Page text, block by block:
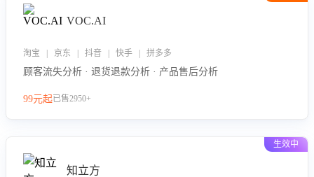
VOC.AI
淘宝 | 京东 | 抖音 | 快手 | 拼多多
顾客流失分析 · 退货退款分析 · 产品售后分析
99元起已售2950+
生效中
知立方